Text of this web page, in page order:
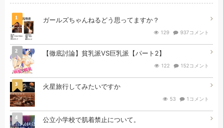
1 ガールズちゃんねるどう思ってますか？
129 937コメント
2 【徹底討論】貧乳派VS巨乳派【パート2】
122 152コメント
3 火星旅行してみたいですか
53 1コメント
4 公立小学校で肌着禁止について。